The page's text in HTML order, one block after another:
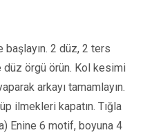
başlayın. 2 düz, 2 ters
düz örgü örün. Kol kesimi
arkayı tamamlayın.
ilmekleri kapatın. Tığla
Enine 6 motif, boyuna 4